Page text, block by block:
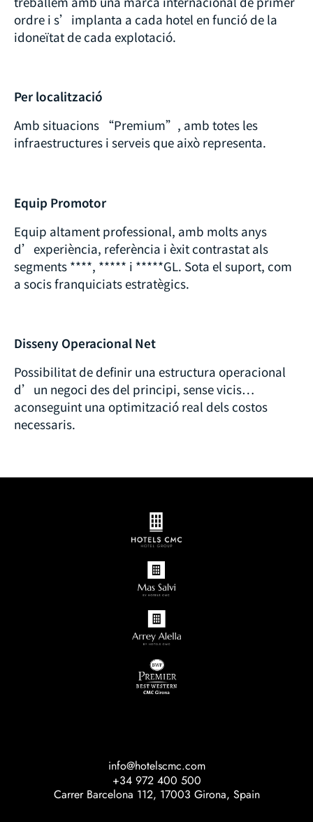
ordre i s’implanta a cada hotel en funció de la
idoneïtat de cada explotació.
Per localització
Amb situacions “Premium”, amb totes les
infraestructures i serveis que això representa.
Equip Promotor
Equip altament professional, amb molts anys
d’experiència, referència i èxit contrastat als
segments ****, ***** i *****GL. Sota el suport, com
a socis franquiciats estratègics.
Disseny Operacional Net
Possibilitat de definir una estructura operacional
d’un negoci des del principi, sense vicis…
aconseguint una optimització real dels costos
necessaris.
info@hotelscmc.com
+34 972 400 500
Carrer Barcelona 112, 17003 Girona, Spain